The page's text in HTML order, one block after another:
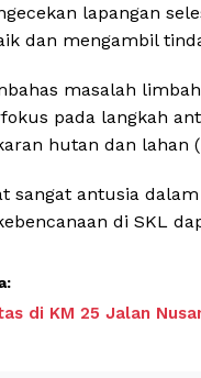
lapangan
dan mengambil
masalah
pada langkah
hutan dan lahan
sangat antusia
di SKL
di KM 25 Jalan